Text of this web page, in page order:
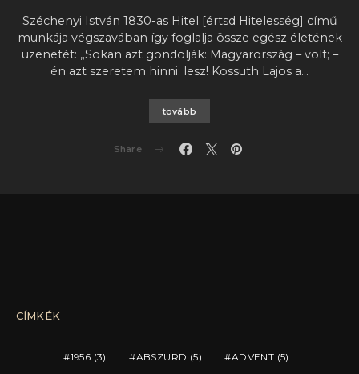
Széchenyi István 1830-as Hitel [értsd Hitelesség] című
munkája végszavában így foglalja össze egész életének
üzenetét: „Sokan azt gondolják: Magyarország – volt; –
én azt szeretem hinni: lesz! Kossuth Lajos a…
tovább
Share
CÍMKÉK
1956 (3) ABSZURD (5) ADVENT (5)